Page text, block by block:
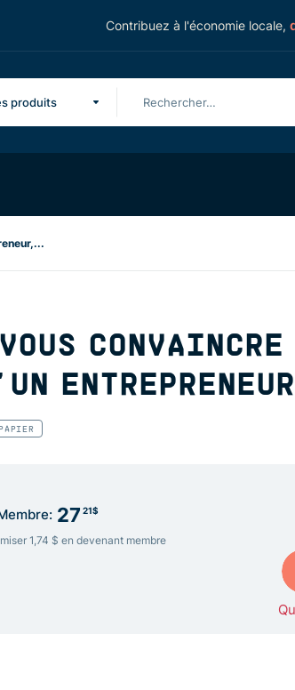
Contribuez à l'économie locale,
produits
27 21$
1,74 $ en devenant membre